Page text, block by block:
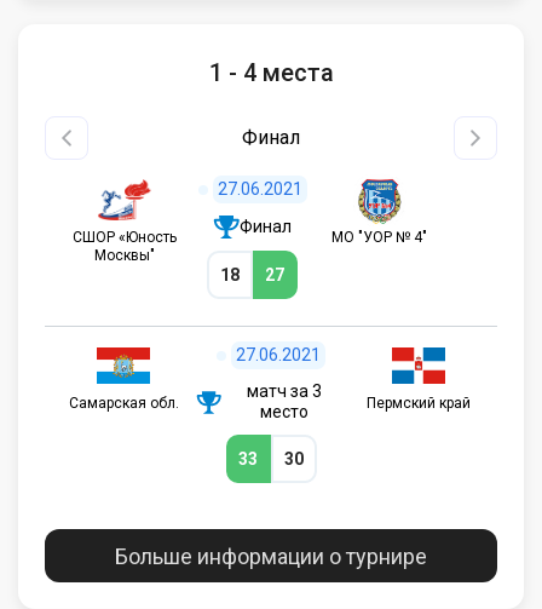
1 - 4 места
Финал
CШОР «Юность
Москвы"
27.06.2021
Финал
18 27
МО "УОР № 4"
Самарская обл.
27.06.2021
матч за 3
место
33 30
Пермский край
Больше информации о турнире